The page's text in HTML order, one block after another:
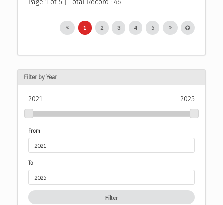
Page 1 of 5 | Total Record : 46
1 2 3 4 5
Filter by Year
2021 2025
From
To
Filter